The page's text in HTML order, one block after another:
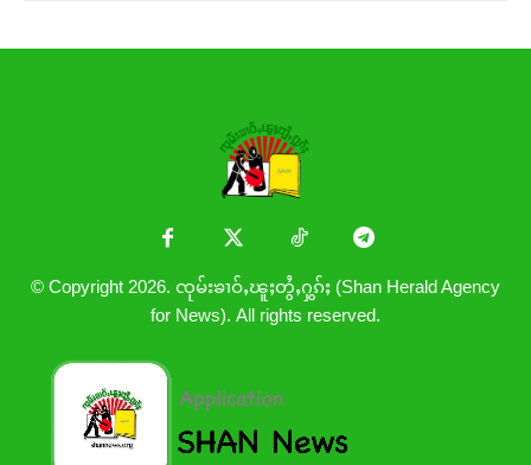
© Copyright 2026. ၸုမ်းၶၢဝ်ႇၽူႈတွႆႇႁွၵ်ႈ (Shan Herald Agency
for News). All rights reserved.